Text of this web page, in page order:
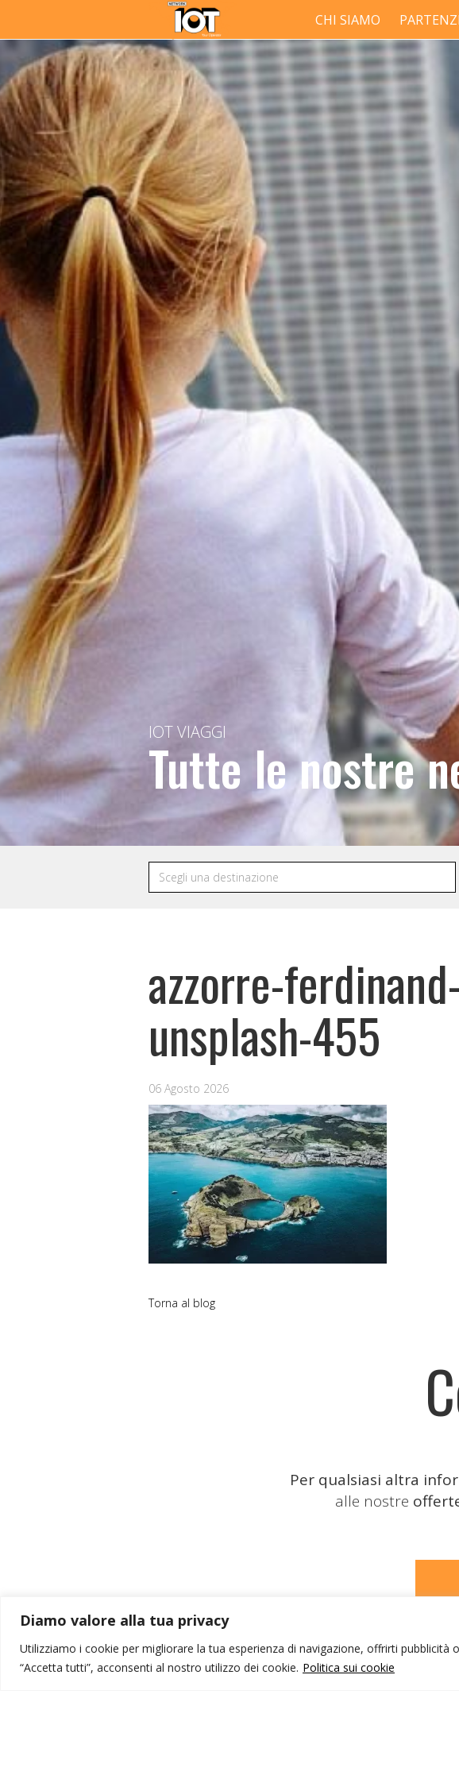
Diamo valore alla tua privacy
Utilizziamo i cookie per migliorare la tua esperienza di navigazione, offrirti
“Accetta tutti”, acconsenti al nostro utilizzo dei cookie. Politica sui cookie
CHI SIAMO
IOT VIAGGI
Tutte le nostre
azzorre-
unsplash-455
06 Agosto 2026
Torna al blog
Per qualsiasi altra
alle nostre